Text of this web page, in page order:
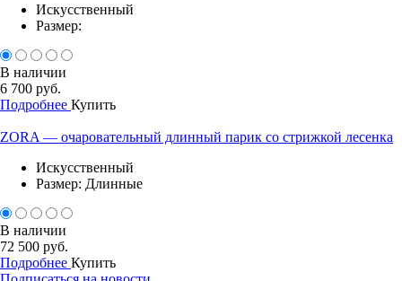
Искусственный
Размер:
В наличии
6 700 руб.
Подробнее Купить
ZORA — очаровательный длинный парик со стрижкой лесенка
Искусственный
Размер: Длинные
В наличии
72 500 руб.
Подробнее Купить